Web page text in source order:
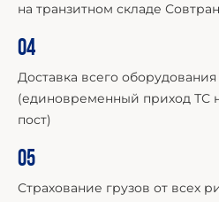
на транзитном складе
04
Доставка всего оборудования
(единовременный приход ТС
пост)
05
Страхование грузов от всех